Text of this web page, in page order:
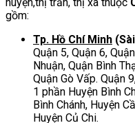
gồm:
Tp. Hồ Chí Minh
Quận 5, Quận 6,
Nhuận, Quận Bình
Quận Gò Vấp. Quận
1 phần Huyện Bình
Bình Chánh, Huyện
Huyện Củ Chi.